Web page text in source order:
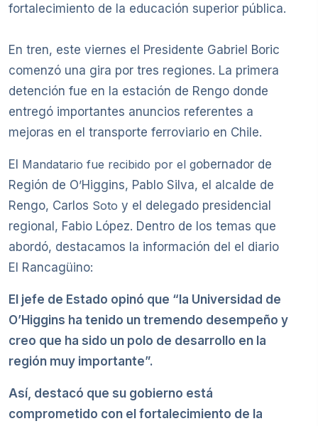
fortalecimiento de la educación superior pública.
En tren, este viernes el Presidente Gabriel Boric
comenzó una gira por tres regiones. La primera
detención fue en la estación de Rengo donde
entregó importantes anuncios referentes a
mejoras en el transporte ferroviario en Chile.
El Mandatario fue recibido por el gobernador de
Región de O’Higgins, Pablo Silva, el alcalde de
Rengo, Carlos Soto y el delegado presidencial
regional, Fabio López. Dentro de los temas que
abordó, destacamos la información del el diario
El Rancagüino:
El jefe de Estado opinó que “la Universidad de
O’Higgins ha tenido un tremendo desempeño y
creo que ha sido un polo de desarrollo en la
región muy importante”.
Así, destacó que su gobierno está
comprometido con el fortalecimiento de la